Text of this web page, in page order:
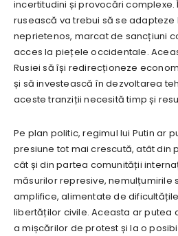
incertitudini și provocări
rusească va trebui să se
neprietenos, marcat de sancțiuni
acces la piețele occidentale.
Rusiei să își redirecționeze
și să investească în dezvoltarea
aceste tranziții necesită timp și
Pe plan politic, regimul lui Putin ar
presiune tot mai crescută, atât din
cât și din partea comunității
măsurilor represive, nemulțumirile
amplifice, alimentate de
libertăților civile. Aceasta ar putea
a mișcărilor de protest și la o